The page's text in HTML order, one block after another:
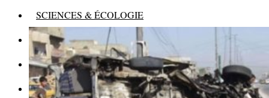
SCIENCES & ÉCOLOGIE
HISTOIRE
THÉORIE
CULTURE